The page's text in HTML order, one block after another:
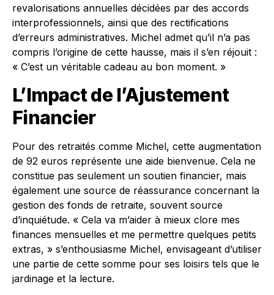
revalorisations annuelles décidées par des accords
interprofessionnels, ainsi que des rectifications
d’erreurs administratives. Michel admet qu’il n’a pas
compris l’origine de cette hausse, mais il s’en réjouit :
« C’est un véritable cadeau au bon moment. »
L’Impact de l’Ajustement
Financier
Pour des retraités comme Michel, cette augmentation
de 92 euros représente une aide bienvenue. Cela ne
constitue pas seulement un soutien financier, mais
également une source de réassurance concernant la
gestion des fonds de retraite, souvent source
d’inquiétude. « Cela va m’aider à mieux clore mes
finances mensuelles et me permettre quelques petits
extras, » s’enthousiasme Michel, envisageant d’utiliser
une partie de cette somme pour ses loisirs tels que le
jardinage et la lecture.